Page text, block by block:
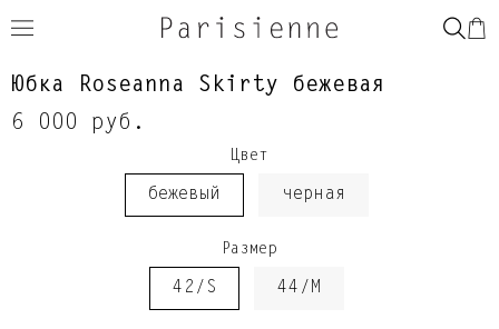
Юбка Roseanna Skirty бежевая
6 000 руб.
Цвет
бежевый черная
Размер
42/S 44/M